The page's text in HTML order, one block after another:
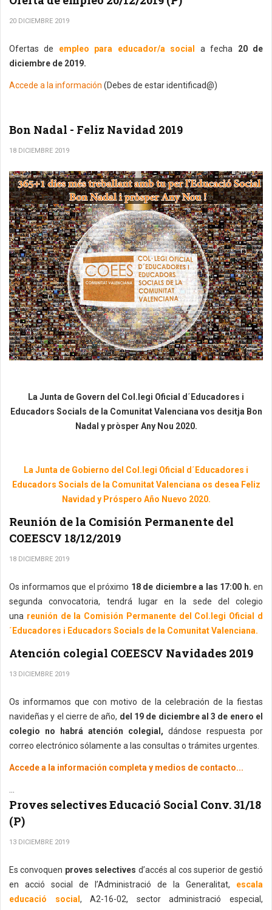
20 DICIEMBRE 2019
Ofertas de empleo para educador/a social a fecha 20 de
diciembre de 2019.
Accede a la información (Debes de estar identificad@)
Bon Nadal - Feliz Navidad 2019
18 DICIEMBRE 2019
La Junta de Govern del Col.legi Oficial d´Educadores i
Educadors Socials de la Comunitat Valenciana vos desitja Bon
Nadal y pròsper Any Nou 2020.
La Junta de Gobierno del Col.legi Oficial d´Educadores i
Educadors Socials de la Comunitat Valenciana os desea Feliz
Navidad y Próspero Año Nuevo 2020.
Reunión de la Comisión Permanente del
COEESCV 18/12/2019
18 DICIEMBRE 2019
Os informamos que el próximo 18 de diciembre a las 17:00 h. en
segunda convocatoria, tendrá lugar en la sede del colegio
una reunión de la Comisión Permanente del Col.legi Oficial d
´Educadores i Educadors Socials de la Comunitat Valenciana.
Atención colegial COEESCV Navidades 2019
13 DICIEMBRE 2019
Os informamos que con motivo de la celebración de la fiestas
navideñas y el cierre de año, del 19 de diciembre al 3 de enero el
colegio no habrá atención colegial , dándose respuesta por
correo electrónico sólamente a las consultas o trámites urgentes.
Accede a la información completa y medios de contacto...
...
Proves selectives Educació Social Conv. 31/18
(P)
13 DICIEMBRE 2019
Es convoquen proves selectives d’accés al cos superior de gestió
en acció social de l’Administració de la Generalitat, escala
educació social , A2-16-02, sector administració especial,